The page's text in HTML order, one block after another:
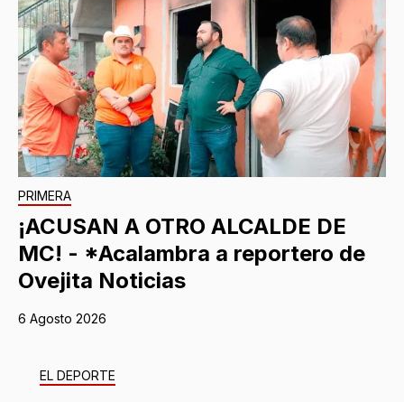
PRIMERA
¡ACUSAN A OTRO ALCALDE DE
MC! - *Acalambra a reportero de
Ovejita Noticias
6 Agosto 2026
EL DEPORTE